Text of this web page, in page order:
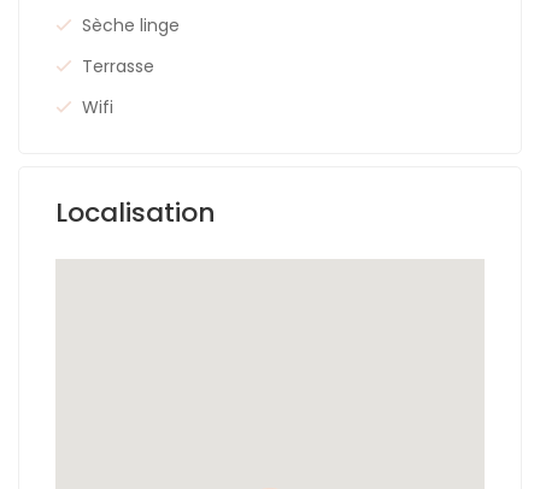
Sèche linge
Terrasse
Wifi
Localisation